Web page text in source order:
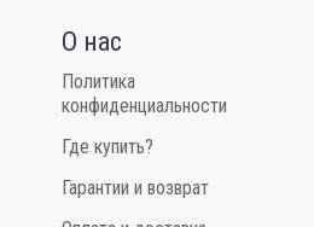
О нас
Политика
конфиденциальности
Где купить?
Гарантии и возврат